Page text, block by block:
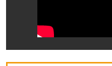
Salle Georges Delépine